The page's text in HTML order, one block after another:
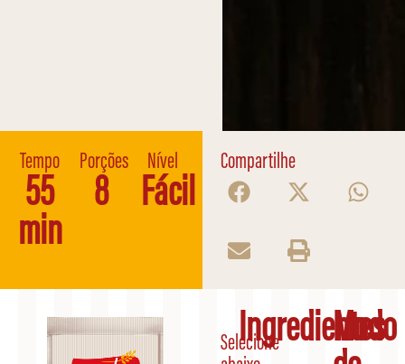
Compartilhe
Tempo
55
min
Porções
8
Nível
Fácil
Ingredientes
Selecione
Modo